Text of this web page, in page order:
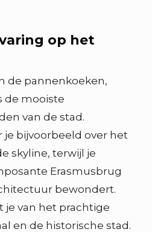
op het
de pannenkoeken,
de mooiste
van de stad.
je bijvoorbeeld over het
skyline, terwijl je
Erasmusbrug
bewondert.
je van het prachtige
en de historische stad.